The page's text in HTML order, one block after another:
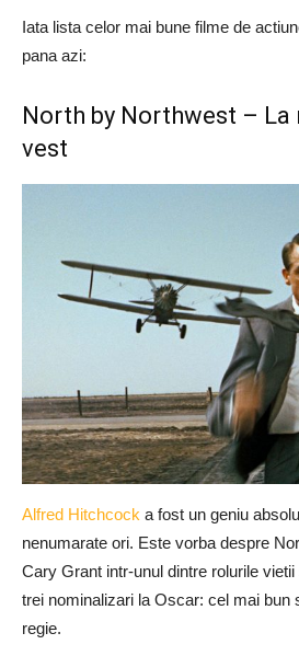
Iata lista celor mai bune filme de
pana azi:
North by Northwest – La
vest
Alfred Hitchcock a fost un geniu
nenumarate ori. Este vorba despre
Cary Grant intr-unul dintre rolurile
trei nominalizari la Oscar: cel mai bun
regie.